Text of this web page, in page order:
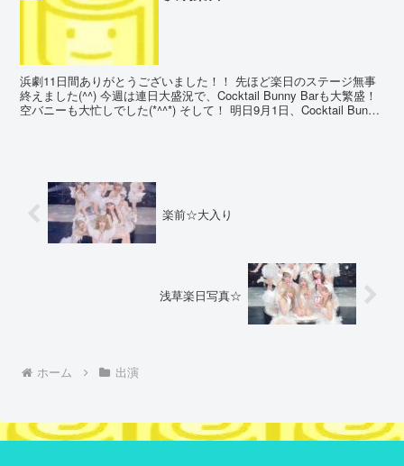
浜劇11日間ありがとうございました！！ 先ほど楽日のステージ無事
終えました(^^) 今週は連日大盛況で、Cocktail Bunny Barも大繁盛！
空バニーも大忙しでした(*^^*) そして！ 明日9月1日、Cocktail Bunny
楽前☆大入り
浅草楽日写真☆
ホーム 出演